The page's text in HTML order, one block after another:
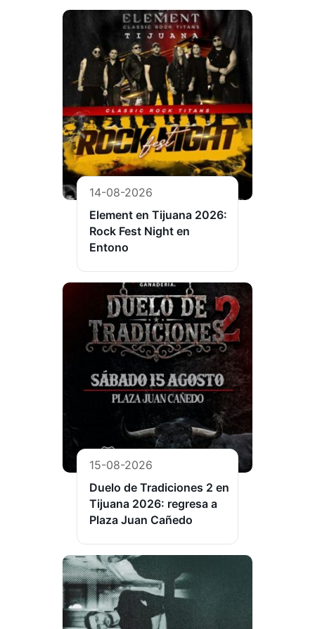
14-08-2026
Element en Tijuana 2026:
Rock Fest Night en
Entono
15-08-2026
Duelo de Tradiciones 2 en
Tijuana 2026: regresa a
Plaza Juan Cañedo